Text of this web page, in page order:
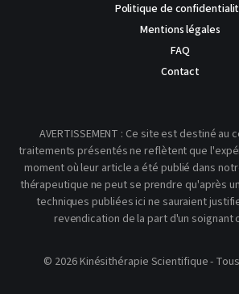
Politique de
Mentions légales
FAQ
Contact
AVERTISSEMENT : Ce site est destiné au
traitements présentés ne reflètent que
moment où leur article a été publié dans
thérapeutique ne peut se prendre qu'après
techniques publiées ici ne sauraient
revendication de la part d'un soignant
© 2026 Kinésithérapie Scientifique -